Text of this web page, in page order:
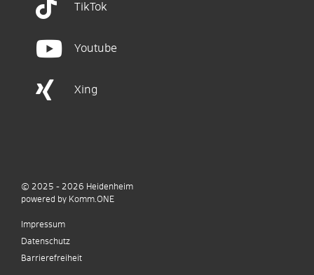
TikTok
Youtube
Xing
© 2025 - 2026 Heidenheim
powered by Komm.ONE
Impressum
Datenschutz
Barrierefreiheit